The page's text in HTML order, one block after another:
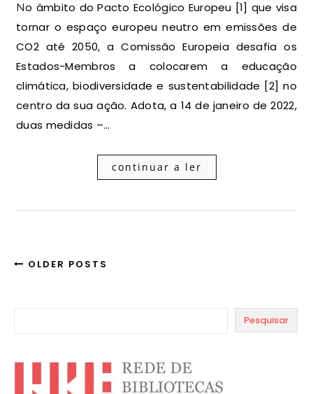
No âmbito do Pacto Ecológico Europeu [1] que visa
tornar o espaço europeu neutro em emissões de
CO2 até 2050, a Comissão Europeia desafia os
Estados-Membros a colocarem a educação
climática, biodiversidade e sustentabilidade [2] no
centro da sua ação. Adota, a 14 de janeiro de 2022,
duas medidas –…
continuar a ler
OLDER POSTS
Pesquisar